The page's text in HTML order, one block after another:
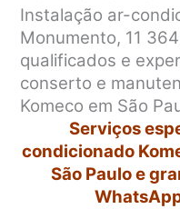
Instalação ar-
Monumento, 11
qualificados e
conserto e
Komeco em São
Serviços
condicionado
São Paulo e